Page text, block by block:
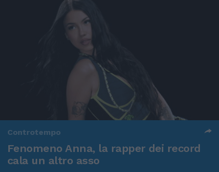
Controtempo
Fenomeno Anna, la rapper dei record
cala un altro asso